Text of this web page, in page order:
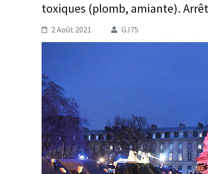
toxiques (plomb, amiante).
2 Août 2021 GJ75